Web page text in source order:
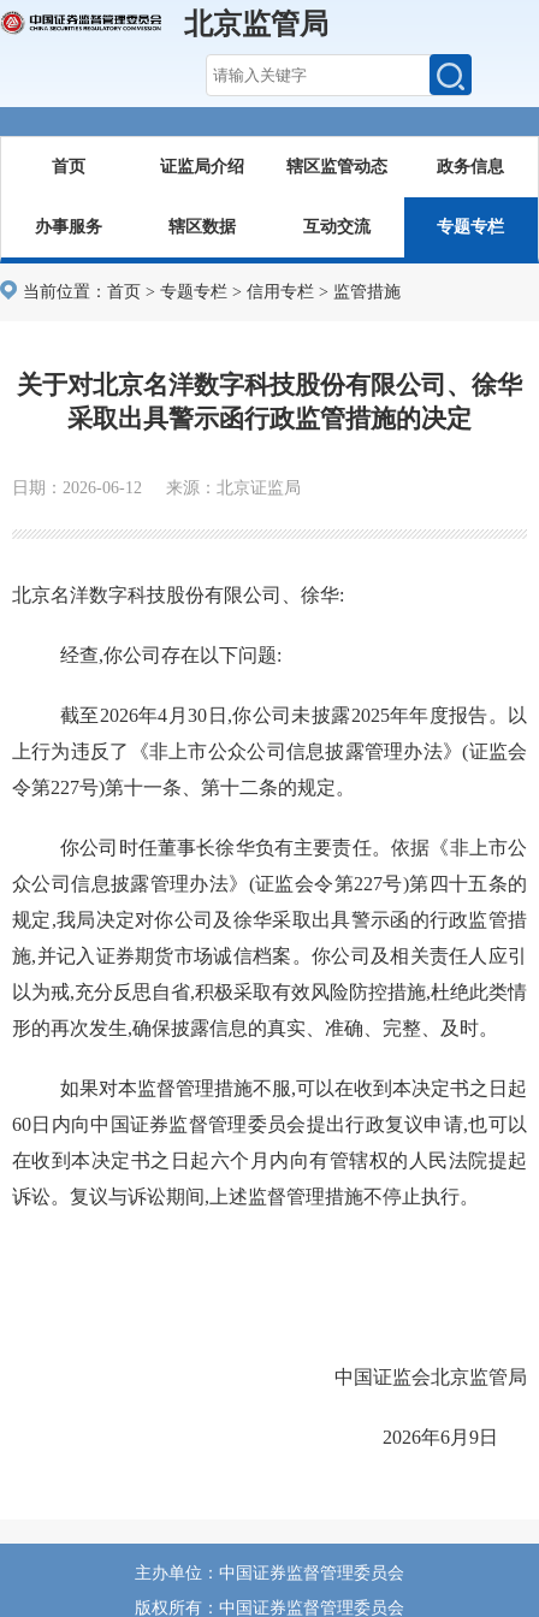
北京监管局
首页 证监局介绍 辖区监管动态 政务信息
办事服务 辖区数据 互动交流 专题专栏
当前位置： 首页 > 专题专栏 > 信用专栏 > 监管措施
关于对北京名洋数字科技股份有限公司、徐华
采取出具警示函行政监管措施的决定
日期：2026-06-12 来源：北京证监局
北京名洋数字科技股份有限公司、徐华:
经查,你公司存在以下问题:
截至2026年4月30 日,你公司未披露2025年年度报告。 以
上行为违反了《非上市公众公司信息披露管理办法》(证监会
令第227号)第十一条、第十二条的规定。
你公司 时任董事长徐华负有主要责任。依据《非上市公
众公司信息披露管理办法》(证监会令第227号)第四十五条的
规定,我局决定对你公司及 徐华采取出具警示函的行政监管措
施,并记入证券期货市场诚信档案。 你公司 及相关责任人应引
以为戒,充分反思自省,积极采取有效风险防控措施,杜绝此类情
形的再次发生,确保披露信息的真实、准确、完整、及时。
如果对本监督管理措施不服,可以在收到本决定书之日起
60日内向中国证券监督管理委员会提出行政复议申请,也可以
在收到本决定书之日起六个月内向有管辖权的人民法院提起
诉讼。复议与诉讼期间,上述监督管理措施不停止执行。
中国证监会北京监管局
2026年6月9日
主办单位：中国证券监督管理委员会
版权所有：中国证券监督管理委员会